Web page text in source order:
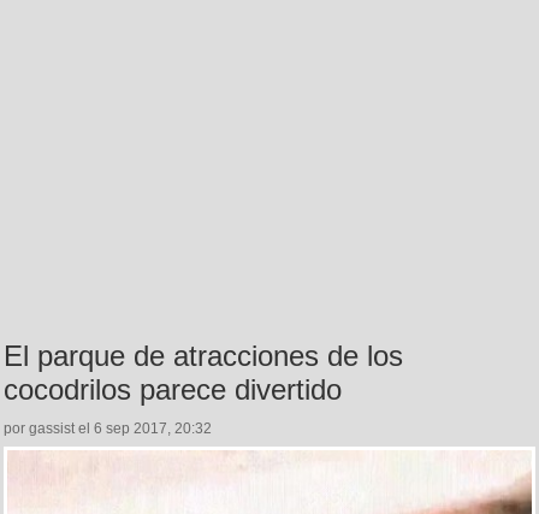
El parque de atracciones de los
cocodrilos parece divertido
por gassist el 6 sep 2017, 20:32